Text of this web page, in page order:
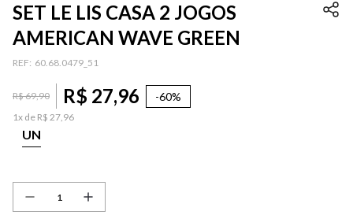
SET LE LIS CASA 2 JOGOS
AMERICAN WAVE GREEN
: 60.68.0479_51
R$69,90 R$ 27,96 -60%
1x de R$ 27,96
UN